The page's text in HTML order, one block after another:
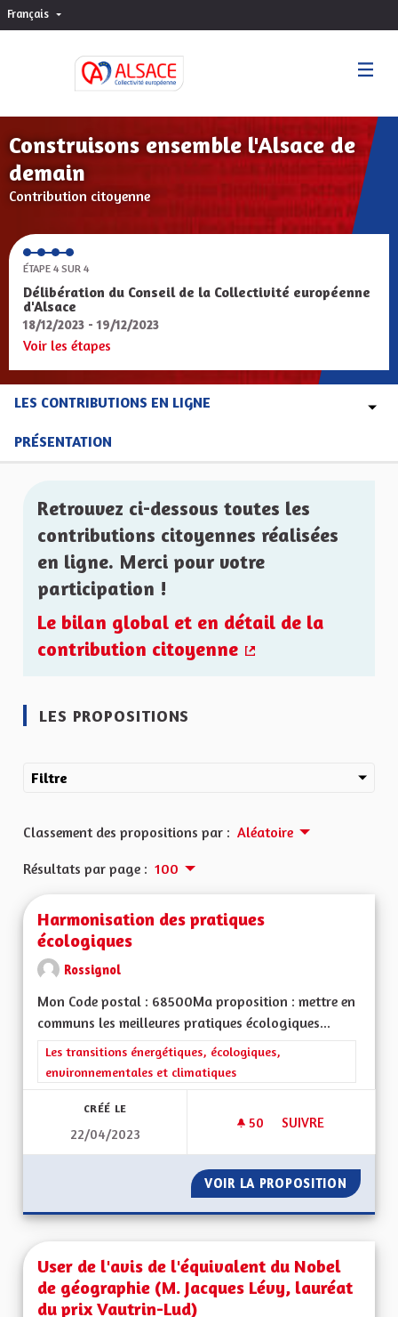
Français Choisir la langue
Construisons ensemble l'Alsace de
demain
Contribution citoyenne
ÉTAPE 4 SUR 4
Délibération du Conseil de la Collectivité européenne
d'Alsace
18/12/2023 - 19/12/2023
Voir les étapes
LES CONTRIBUTIONS EN LIGNE
PRÉSENTATION
Retrouvez ci-dessous toutes les
contributions citoyennes réalisées
en ligne. Merci pour votre
participation !
Le bilan global et en détail de la
contribution citoyenne
LES PROPOSITIONS
Filtre
Classement des propositions par : Aléatoire
Résultats par page : 100
Harmonisation des pratiques
écologiques
Rossignol
Mon Code postal : 68500Ma proposition : mettre en
communs les meilleures pratiques écologiques...
Filtrer les résultats de la catégorie : Les transitions
Les transitions énergétiques, écologiques,
environnementales et climatiques
CRÉÉ LE
22/04/2023
50 50 ABONNÉS
SUIVRE
VOIR LA PROPOSITION
User de l'avis de l'équivalent du Nobel
de géographie (M. Jacques Lévy, lauréat
du prix Vautrin-Lud)